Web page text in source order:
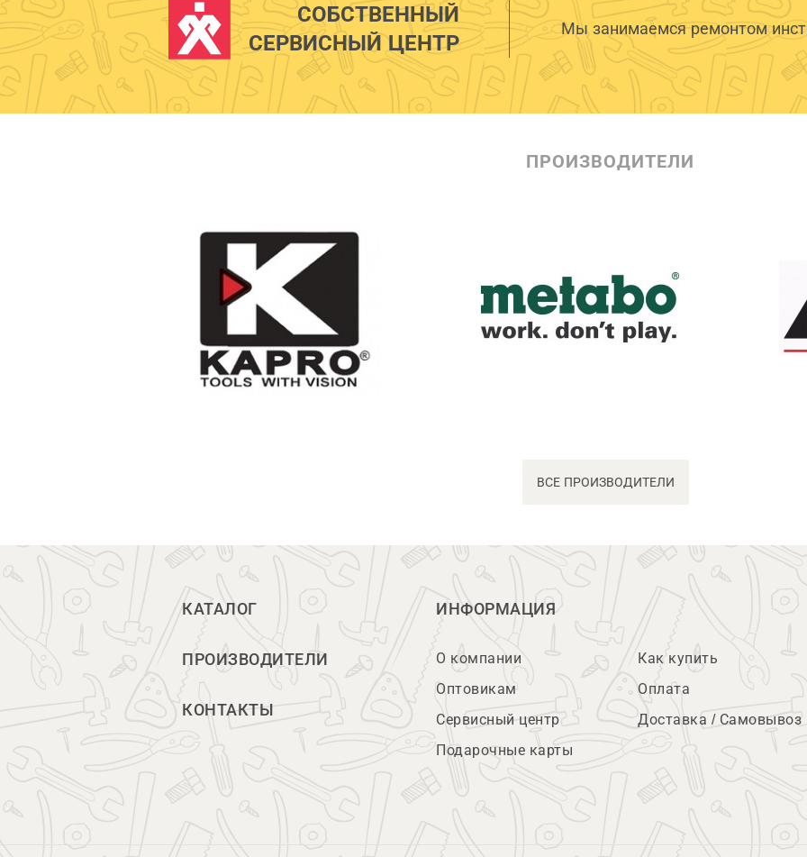
СОБСТВЕННЫЙ
СЕРВИСНЫЙ ЦЕНТР
Мы занимаемся ремонтом
ПРОИЗВОДИТЕЛИ
ВСЕ ПРОИЗВОДИТЕЛИ
КАТАЛОГ
ПРОИЗВОДИТЕЛИ
КОНТАКТЫ
ИНФОРМАЦИЯ
О компании
Оптовикам
Сервисный центр
Подарочные карты
Как купить
Оплата
Доставка / Самовывоз